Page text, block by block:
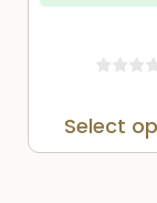
Select